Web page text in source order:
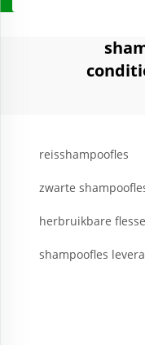
reisshampoofles
zwarte
herbruikbare
shampoofles